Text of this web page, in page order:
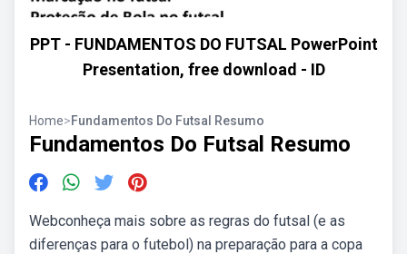
PPT - FUNDAMENTOS DO FUTSAL PowerPoint
Presentation, free download - ID
Home>Fundamentos Do Futsal Resumo
Fundamentos Do Futsal Resumo
Webconheça mais sobre as regras do futsal (e as
diferenças para o futebol) na preparação para a copa